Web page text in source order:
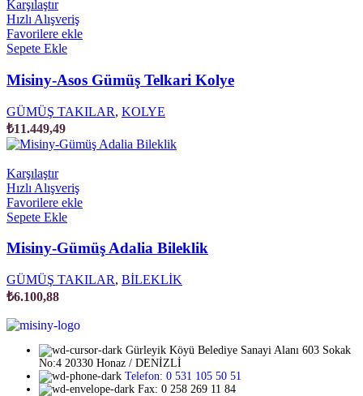
Karşılaştır
Hızlı Alışveriş
Favorilere ekle
Sepete Ekle
Misiny-Asos Gümüş Telkari Kolye
GÜMÜŞ TAKILAR, KOLYE
₺11.449,49
Karşılaştır
Hızlı Alışveriş
Favorilere ekle
Sepete Ekle
Misiny-Gümüş Adalia Bileklik
GÜMÜŞ TAKILAR, BİLEKLİK
₺6.100,88
Gürleyik Köyü Belediye Sanayi Alanı 603 Sokak
No:4 20330 Honaz / DENİZLİ
Telefon: 0 531 105 50 51
Fax: 0 258 269 11 84